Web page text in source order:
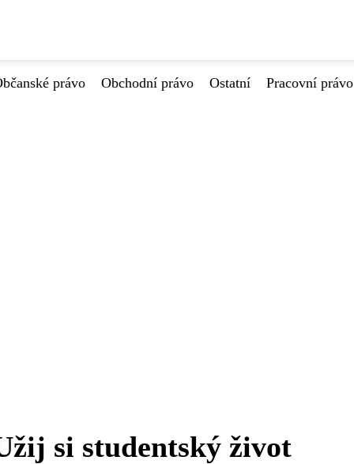
právo Obchodní právo Ostatní Pracovní právo
si studentský život